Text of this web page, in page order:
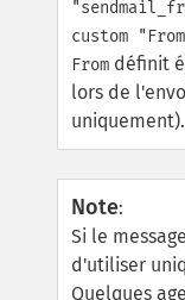
custom
From définit
lors de
uniquement).
Note:
Si le
d'utiliser
Quelques